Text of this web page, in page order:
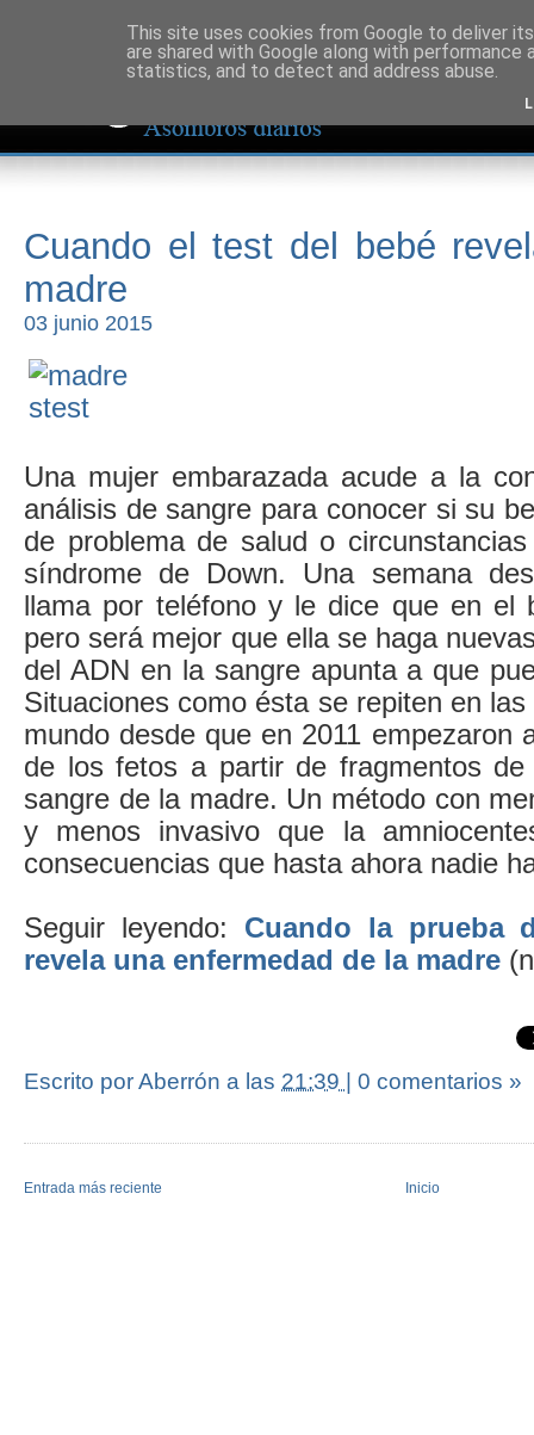
Cuando el test del bebé
madre
03 junio 2015
Una mujer embarazada acude a la
análisis de sangre para conocer si su
de problema de salud o
síndrome de Down. Una semana
llama por teléfono y le dice que en el
pero será mejor que ella se haga
del ADN en la sangre apunta a que
Situaciones como ésta se repiten en
mundo desde que en 2011 empezaron
de los fetos a partir de fragmentos
sangre de la madre. Un método con
y menos invasivo que la
consecuencias que hasta ahora nadie
Seguir leyendo: Cuando la prueba
revela una enfermedad de la madre
Escrito por Aberrón a las 21:39 | 0 comentarios »
Entrada más reciente Inicio
This site uses cookies from Google to deliver
are shared with Google along with
statistics, and to detect and address abuse.